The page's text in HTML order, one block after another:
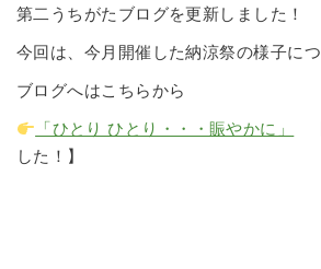
第二うちがたブログを更新しました！
今回は、今月開催した納涼祭の様子につ
ブログへはこちらから
「ひとり ひとり・・・賑やかに」
した！】